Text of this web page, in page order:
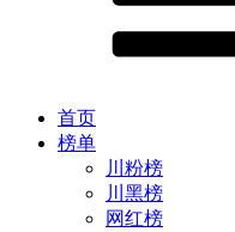
首页
榜单
川粉榜
川黑榜
网红榜